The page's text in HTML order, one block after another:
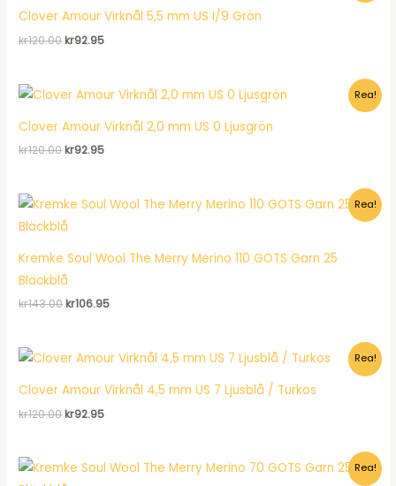
Clover Amour Virknål 5,5 mm US I/9 Grön
kr120.00Det
kr120.00.
kr92.95Det
kr92.95.
Rea!
Clover Amour Virknål 2,0 mm US 0 Ljusgrön
kr120.00Det
kr120.00.
kr92.95Det
kr92.95.
Rea!
Kremke Soul Wool The Merry Merino 110 GOTS Garn 25
Bläckblå
kr143.00Det
kr143.00.
kr106.95Det
kr106.95.
Rea!
Clover Amour Virknål 4,5 mm US 7 Ljusblå / Turkos
kr120.00Det
kr120.00.
kr92.95Det
kr92.95.
Rea!